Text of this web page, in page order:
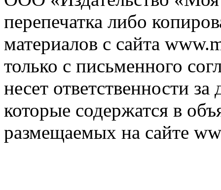
перепечатка либо
материалов с сайта
только с письменного
несет ответственности
которые содержатся в
размещаемых на сайте